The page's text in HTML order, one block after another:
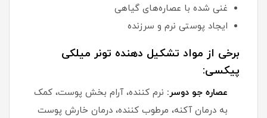
غنی شده با عصاره‌های گیاهی
ایجاد پوستی نرم و سرزنده
برخی از مواد تشکیل دهنده تونر میلکی
پیکسی:
عصاره جو دوسر: نرم کننده، آرام بخش پوست، کمک
به درمان آکنه، مرطوب کننده، درمان خارش پوست